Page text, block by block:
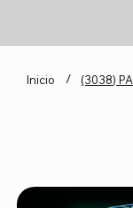
Inicio / (3038)